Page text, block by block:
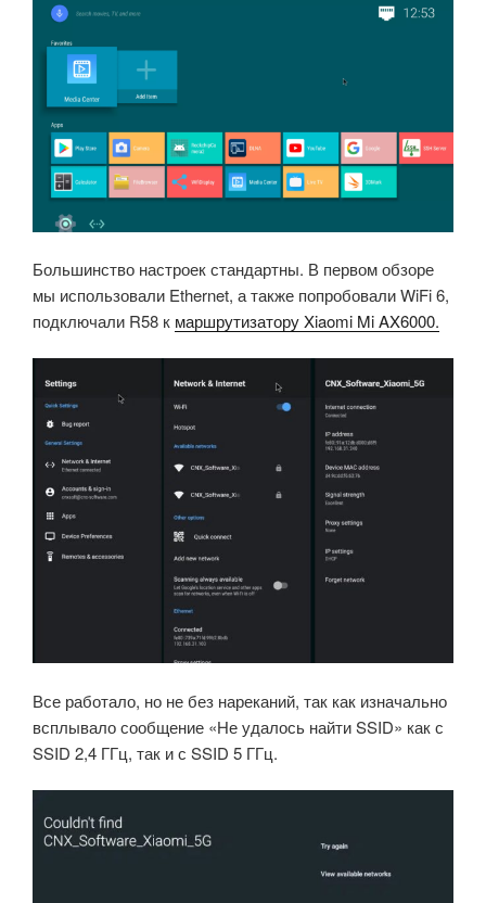
Большинство настроек стандартны. В первом обзоре
мы использовали Ethernet, а также попробовали WiFi 6,
подключали R58 к маршрутизатору Xiaomi Mi AX6000.
Все работало, но не без нареканий, так как изначально
всплывало сообщение «Не удалось найти SSID» как с
SSID 2,4 ГГц, так и с SSID 5 ГГц.